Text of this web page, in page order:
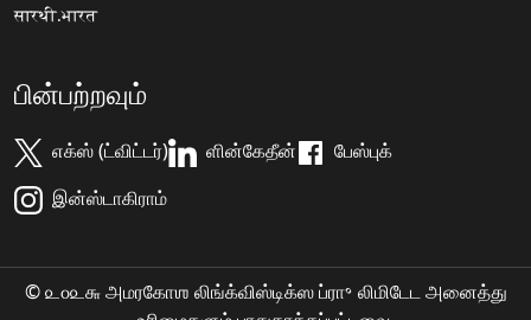
सारथी.भारत
பின்பற்றவும்
எக்ஸ் (ட்விட்டர்) ளின்கேதீன்
பேஸ்புக்
இன்ஸ்டாகிராம்
© ௨௦௨௬ அமரகோஶ லிங்க்விஸ்டிக்ஸ ப்ரா॰ லிமிடேட அனைத்து